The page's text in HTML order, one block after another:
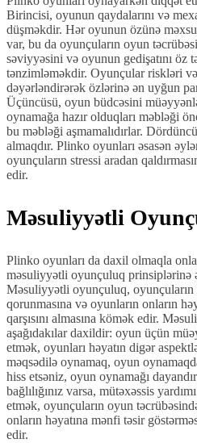
Birincisi, oyunun qaydalarını və
düşməkdir. Hər oyunun özünə
var, bu da oyunçuların oyun
səviyyəsini və oyunun gedişatını öz
tənzimləməkdir. Oyunçular riskləri və
dəyərləndirərək özlərinə ən uyğun
Üçüncüsü, oyun büdcəsini
oynamağa hazır olduqları məbləği
bu məbləği aşmamalıdırlar.
almaqdır. Plinko oyunları əsasən
oyunçuların stressi aradan
edir.
Məsuliyyətli
Plinko oyunları da daxil olmaqla
məsuliyyətli oyunçuluq prinsiplərinə
Məsuliyyətli oyunçuluq, oyunçuların
qorunmasına və oyunların onların
qarşısını almasına kömək edir.
aşağıdakılar daxildir: oyun üçün
etmək, oyunları həyatın digər
məqsədilə oynamaq, oyun
hiss etsəniz, oyun oynamağı
bağlılığınız varsa, mütəxəssis
etmək, oyunçuların oyun
onların həyatına mənfi təsir
edir.